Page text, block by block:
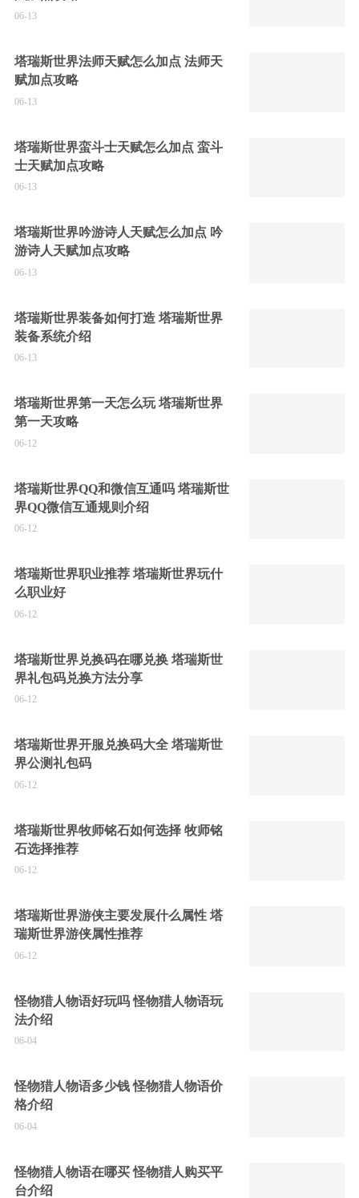
06-13
塔瑞斯世界法师天赋怎么加点 法师天
赋加点攻略
06-13
塔瑞斯世界蛮斗士天赋怎么加点 蛮斗
士天赋加点攻略
06-13
塔瑞斯世界吟游诗人天赋怎么加点 吟
游诗人天赋加点攻略
06-13
塔瑞斯世界装备如何打造 塔瑞斯世界
装备系统介绍
06-13
塔瑞斯世界第一天怎么玩 塔瑞斯世界
第一天攻略
06-12
塔瑞斯世界QQ和微信互通吗 塔瑞斯世
界QQ微信互通规则介绍
06-12
塔瑞斯世界职业推荐 塔瑞斯世界玩什
么职业好
06-12
塔瑞斯世界兑换码在哪兑换 塔瑞斯世
界礼包码兑换方法分享
06-12
塔瑞斯世界开服兑换码大全 塔瑞斯世
界公测礼包码
06-12
塔瑞斯世界牧师铭石如何选择 牧师铭
石选择推荐
06-12
塔瑞斯世界游侠主要发展什么属性 塔
瑞斯世界游侠属性推荐
06-12
怪物猎人物语好玩吗 怪物猎人物语玩
法介绍
06-04
怪物猎人物语多少钱 怪物猎人物语价
格介绍
06-04
怪物猎人物语在哪买 怪物猎人购买平
台介绍